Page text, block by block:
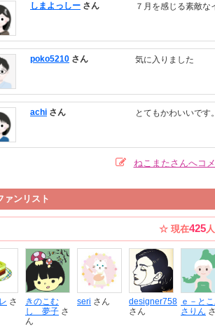
しまよっしー さん ７月を感じる素敵な
poko5210 さん 気に入りました
achi さん とてもかわいいです
ねこまたさんへコ
ァンリスト
☆ 現在425
さ
きのこむ
し 夢子 さ
ん
seri さん
designer758
さん
ｅ－と
さりん